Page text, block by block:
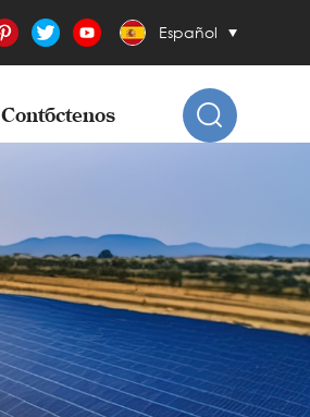
Español
Contáctenos